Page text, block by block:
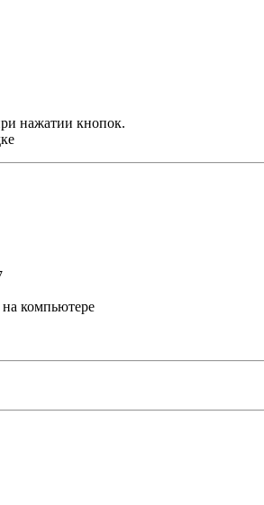
нажатии кнопок.
компьютере